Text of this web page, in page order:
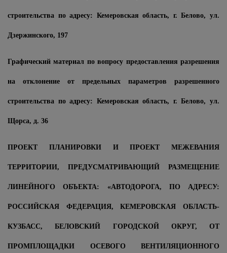
строительства по адресу: Кемеровская область, г. Белово, ул.
Дзержинского, 197
Графический материал по вопросу предоставления разрешения
на отклонение от предельных параметров разрешенного
строительства по адресу: Кемеровская область, г. Белово, ул.
Щорса, д. 36
ПРОЕКТ ПЛАНИРОВКИ И ПРОЕКТ МЕЖЕВАНИЯ
ТЕРРИТОРИИ, ПРЕДУСМАТРИВАЮЩИЙ РАЗМЕЩЕНИЕ
ЛИНЕЙНОГО ОБЪЕКТА: «АВТОДОРОГА, ПО АДРЕСУ:
РОССИЙСКАЯ ФЕДЕРАЦИЯ, КЕМЕРОВСКАЯ ОБЛАСТЬ-
КУЗБАСС, БЕЛОВСКИЙ ГОРОДСКОЙ ОКРУГ, ОТ
ПРОМПЛОЩАДКИ ОСЕВОГО ВЕНТИЛЯЦИОННОГО